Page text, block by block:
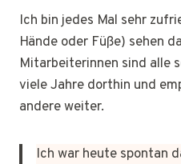
Ich bin jedes Mal sehr
Hände oder Füße) sehen
Mitarbeiterinnen sind alle
viele Jahre dorthin und
andere weiter.
Ich war heute spontan